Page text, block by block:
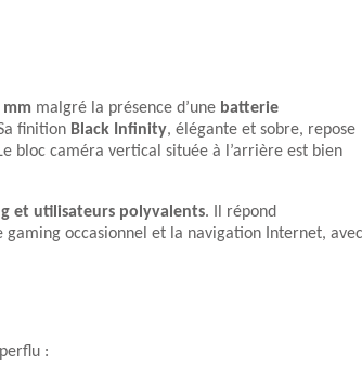
mm malgré la présence d’une batterie
finition Black Infinity, élégante et sobre, repose
bloc caméra vertical située à l’arrière est bien
et utilisateurs polyvalents. Il répond
occasionnel et la navigation Internet, avec
: